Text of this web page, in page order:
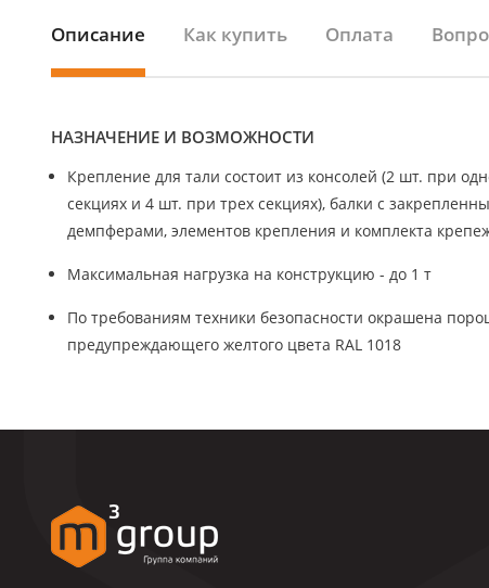
Описание Как купить Оплата
НАЗНАЧЕНИЕ И ВОЗМОЖНОСТИ
Крепление для тали состоит из консолей (2 шт. при
секциях и 4 шт. при трех секциях), балки с
демпферами, элементов крепления и комплекта
Максимальная нагрузка на конструкцию - до 1 т
По требованиям техники безопасности окрашена
предупреждающего желтого цвета RAL 1018